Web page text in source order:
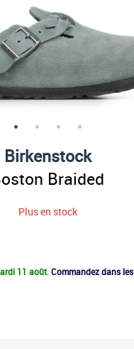
Birkenstock
Braided
Plus en stock
11 août. Commandez dans les